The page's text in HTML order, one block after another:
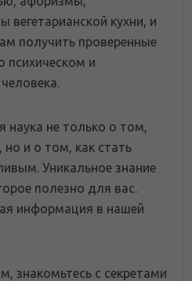
вегетарианской кухни, и
получить проверенные
психическом и
наука не только о том,
но и о том, как стать
Уникальное знание
полезно для вас.
информация в нашей
знакомьтесь с секретами